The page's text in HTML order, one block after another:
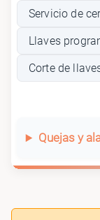
Servicio de
Llaves
Corte de
Quejas y